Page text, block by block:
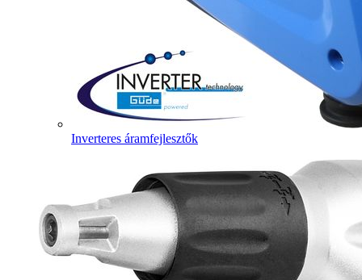
Inverteres áramfejlesztők